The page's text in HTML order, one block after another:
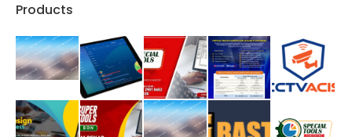
Products